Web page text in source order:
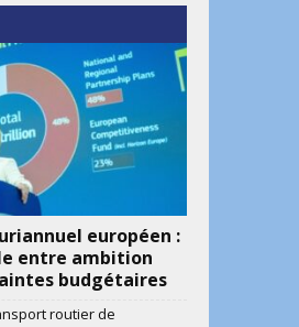
européen :
entre ambition
budgétaires
routier de